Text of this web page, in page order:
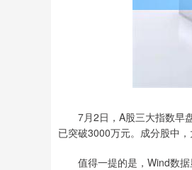
7月2日，A股三大指数早盘
已突破3000万元。成分股中
值得一提的是，Wind数据